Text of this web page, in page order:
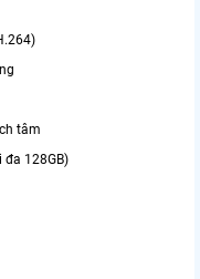
tâm
đa 128GB)